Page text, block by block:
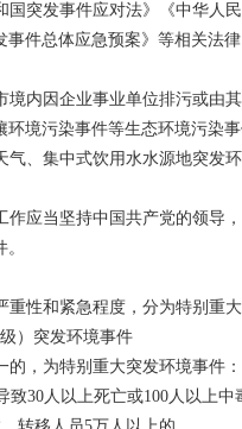
国突发事件应对法》《中华人
事件总体应急预案》等相关法
境内因企业事业单位排污或由
环境污染事件等生态环境污染
气、集中式饮用水水源地突发
作应当坚持中国共产党的领导
重性和紧急程度，分为特别重
级）突发环境事件
的，为特别重大突发环境事件：
致30人以上死亡或100人以上中